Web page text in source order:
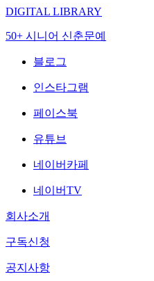
DIGITAL LIBRARY
50+ 시니어 신춘문예
블로그
인스타그램
페이스북
유튜브
네이버카페
네이버TV
회사소개
구독신청
공지사항